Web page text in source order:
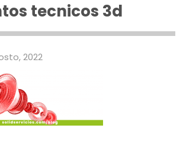
tecnicos 3d
2022